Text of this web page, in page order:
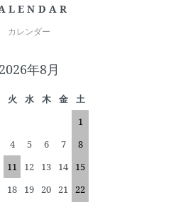
カレンダー
2026年8月
火 水 木 金
土
1
4 5 6 7
8
11 12 13 14
15
18 19 20 21
22